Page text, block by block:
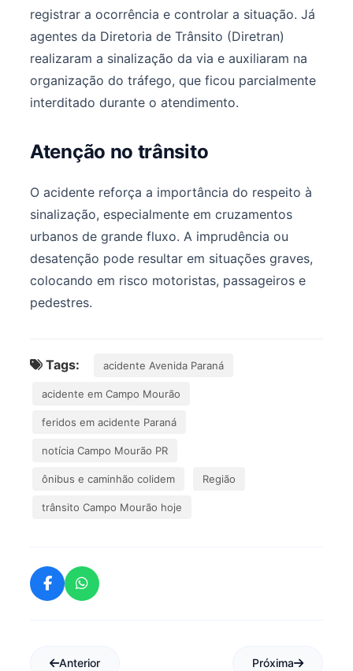
registrar a ocorrência e controlar a situação. Já
agentes da Diretoria de Trânsito (Diretran)
realizaram a sinalização da via e auxiliaram na
organização do tráfego, que ficou parcialmente
interditado durante o atendimento.
Atenção no trânsito
O acidente reforça a importância do respeito à
sinalização, especialmente em cruzamentos
urbanos de grande fluxo. A imprudência ou
desatenção pode resultar em situações graves,
colocando em risco motoristas, passageiros e
pedestres.
Tags: acidente Avenida Paraná
acidente em Campo Mourão
feridos em acidente Paraná
notícia Campo Mourão PR
ônibus e caminhão colidem Região
trânsito Campo Mourão hoje
Anterior Próxima